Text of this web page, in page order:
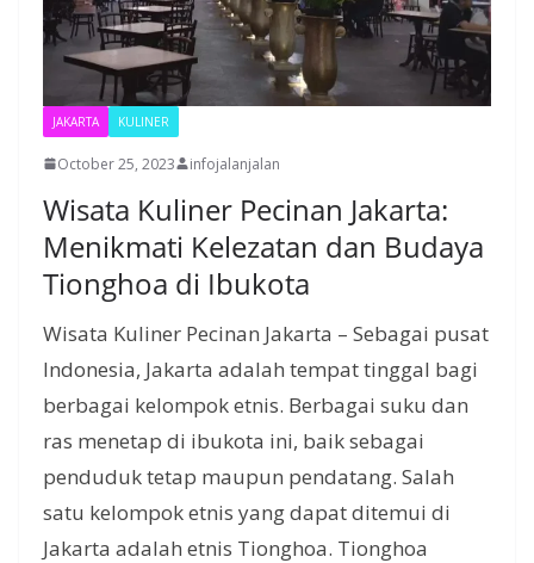
JAKARTA KULINER
October 25, 2023 infojalanjalan
Wisata Kuliner Pecinan Jakarta:
Menikmati Kelezatan dan Budaya
Tionghoa di Ibukota
Wisata Kuliner Pecinan Jakarta – Sebagai pusat
Indonesia, Jakarta adalah tempat tinggal bagi
berbagai kelompok etnis. Berbagai suku dan
ras menetap di ibukota ini, baik sebagai
penduduk tetap maupun pendatang. Salah
satu kelompok etnis yang dapat ditemui di
Jakarta adalah etnis Tionghoa. Tionghoa